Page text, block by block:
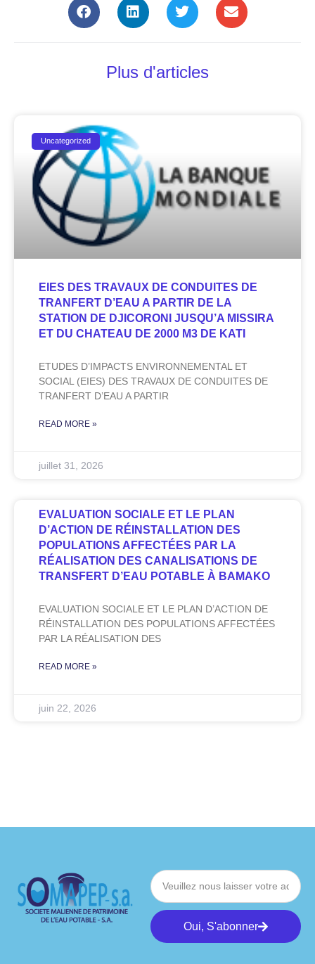
Plus d'articles
Uncategorized
EIES DES TRAVAUX DE CONDUITES DE
TRANFERT D’EAU A PARTIR DE LA
STATION DE DJICORONI JUSQU’A MISSIRA
ET DU CHATEAU DE 2000 M3 DE KATI
ETUDES D’IMPACTS ENVIRONNEMENTAL ET
SOCIAL (EIES) DES TRAVAUX DE CONDUITES DE
TRANFERT D’EAU A PARTIR
READ MORE »
juillet 31, 2026
EVALUATION SOCIALE ET LE PLAN
D’ACTION DE RÉINSTALLATION DES
POPULATIONS AFFECTÉES PAR LA
RÉALISATION DES CANALISATIONS DE
TRANSFERT D’EAU POTABLE À BAMAKO
EVALUATION SOCIALE ET LE PLAN D’ACTION DE
RÉINSTALLATION DES POPULATIONS AFFECTÉES
PAR LA RÉALISATION DES
READ MORE »
juin 22, 2026
Oui, S'abonner